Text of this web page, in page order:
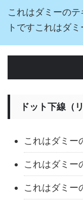
これはダミーの
トですこれはダ
ドット下線（
これはダミー
これはダミー
これはダミー